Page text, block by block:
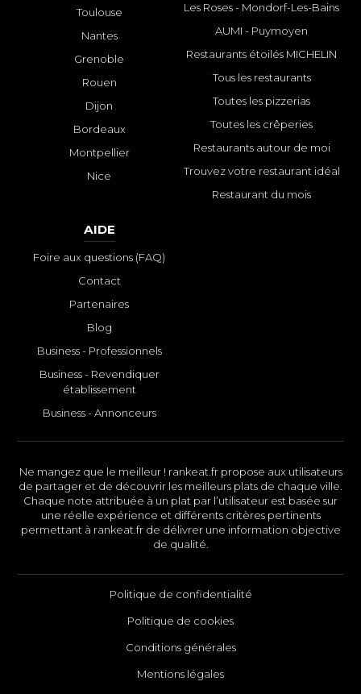
Toulouse
Nantes
Grenoble
Rouen
Dijon
Bordeaux
Montpellier
Nice
Les Roses - Mondorf-Les-Bains
AUMI - Puymoyen
Restaurants étoilés MICHELIN
Tous les restaurants
Toutes les pizzerias
Toutes les crêperies
Restaurants autour de moi
Trouvez votre restaurant idéal
Restaurant du mois
AIDE
Foire aux questions (FAQ)
Contact
Partenaires
Blog
Business - Professionnels
Business - Revendiquer
établissement
Business - Annonceurs
Ne mangez que le meilleur ! rankeat.fr propose aux utilisateurs
de partager et de découvrir les meilleurs plats de chaque ville.
Chaque note attribuée à un plat par l’utilisateur est basée sur
une réelle expérience et différents critères pertinents
permettant à rankeat.fr de délivrer une information objective
de qualité.
Politique de confidentialité
Politique de cookies
Conditions générales
Mentions légales